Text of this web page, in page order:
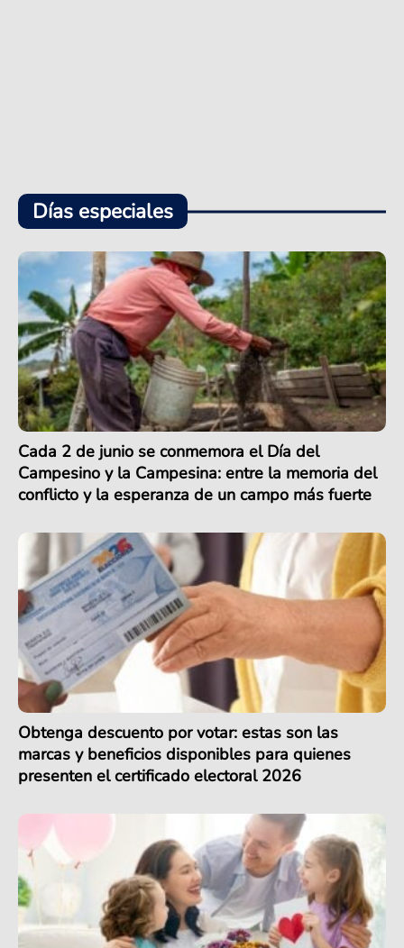
Días especiales
Cada 2 de junio se conmemora el Día del
Campesino y la Campesina: entre la memoria del
conflicto y la esperanza de un campo más fuerte
Obtenga descuento por votar: estas son las
marcas y beneficios disponibles para quienes
presenten el certificado electoral 2026